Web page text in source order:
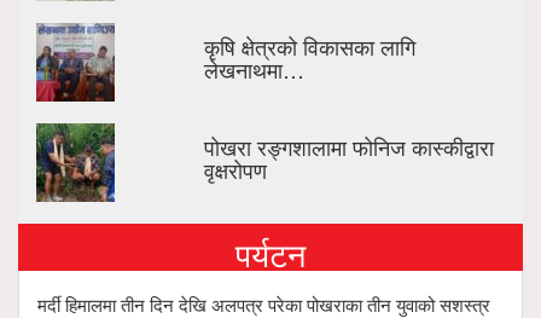
कृषि क्षेत्रको विकासका लागि
लेखनाथमा…
पोखरा रङ्गशालामा फोनिज कास्कीद्वारा
वृक्षरोपण
पर्यटन
मर्दी हिमालमा तीन दिन देखि अलपत्र परेका पोखराका तीन युवाको सशस्त्र